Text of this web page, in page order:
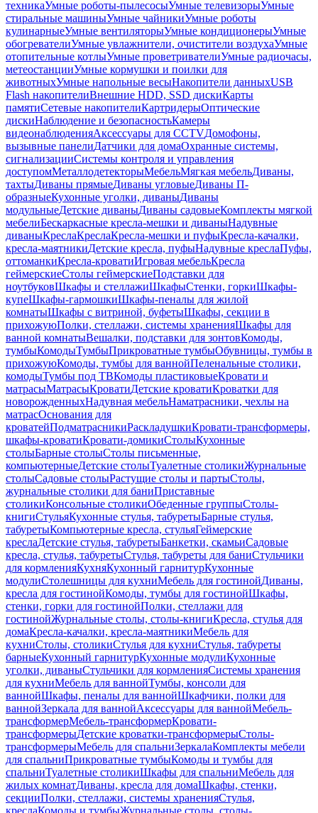
техникаУмные роботы-пылесосыУмные телевизорыУмные
стиральные машиныУмные чайникиУмные роботы
кулинарныеУмные вентиляторыУмные кондиционерыУмные
обогревателиУмные увлажнители, очистители воздухаУмные
отопительные котлыУмные проветривателиУмные радиочасы,
метеостанцииУмные кормушки и поилки для
животныхУмные напольные весыНакопители данныхUSB
Flash накопителиВнешние HDD, SSD дискиКарты
памятиСетевые накопителиКартридерыОптические
дискиНаблюдение и безопасностьКамеры
видеонаблюденияАксессуары для CCTVДомофоны,
вызывные панелиДатчики для домаОхранные системы,
сигнализацииСистемы контроля и управления
доступомМеталлодетекторыМебельМягкая мебельДиваны,
тахтыДиваны прямыеДиваны угловыеДиваны П-
образныеКухонные уголки, диваныДиваны
модульныеДетские диваныДиваны садовыеКомплекты мягкой
мебелиБескаркасные кресла-мешки и диваныНадувные
диваныКреслаКреслаКресла-мешки и пуфыКресла-качалки,
кресла-маятникиДетские кресла, пуфыНадувные креслаПуфы,
оттоманкиКресла-кроватиИгровая мебельКресла
геймерскиеСтолы геймерскиеПодставки для
ноутбуковШкафы и стеллажиШкафыСтенки, горкиШкафы-
купеШкафы-гармошкиШкафы-пеналы для жилой
комнатыШкафы с витриной, буфетыШкафы, секции в
прихожуюПолки, стеллажи, системы храненияШкафы для
ванной комнатыВешалки, подставки для зонтовКомоды,
тумбыКомодыТумбыПрикроватные тумбыОбувницы, тумбы в
прихожуюКомоды, тумбы для ваннойПеленальные столики,
комодыТумбы под ТВКомоды пластиковыеКровати и
матрасыМатрасыКроватиДетские кроватиКроватки для
новорожденныхНадувная мебельНаматрасники, чехлы на
матрасОснования для
кроватейПодматрасникиРаскладушкиКровати-трансформеры,
шкафы-кроватиКровати-домикиСтолыКухонные
столыБарные столыСтолы письменные,
компьютерныеДетские столыТуалетные столикиЖурнальные
столыСадовые столыРастущие столы и партыСтолы,
журнальные столики для баниПриставные
столикиКонсольные столикиОбеденные группыСтолы-
книгиСтульяКухонные стулья, табуретыБарные стулья,
табуретыКомпьютерные кресла, стульяГеймерские
креслаДетские стулья, табуретыБанкетки, скамьиСадовые
кресла, стулья, табуретыСтулья, табуреты для баниСтульчики
для кормленияКухняКухонный гарнитурКухонные
модулиСтолешницы для кухниМебель для гостинойДиваны,
кресла для гостинойКомоды, тумбы для гостинойШкафы,
стенки, горки для гостинойПолки, стеллажи для
гостинойЖурнальные столы, столы-книгиКресла, стулья для
домаКресла-качалки, кресла-маятникиМебель для
кухниСтолы, столикиСтулья для кухниСтулья, табуреты
барныеКухонный гарнитурКухонные модулиКухонные
уголки, диваныСтульчики для кормленияСистемы хранения
для кухниМебель для ваннойТумбы, консоли для
ваннойШкафы, пеналы для ваннойШкафчики, полки для
ваннойЗеркала для ваннойАксессуары для ваннойМебель-
трансформерМебель-трансформерКровати-
трансформерыДетские кроватки-трансформерыСтолы-
трансформерыМебель для спальниЗеркалаКомплекты мебели
для спальниПрикроватные тумбыКомоды и тумбы для
спальниТуалетные столикиШкафы для спальниМебель для
жилых комнатДиваны, кресла для домаШкафы, стенки,
секцииПолки, стеллажи, системы храненияСтулья,
креслаКомоды и тумбыЖурнальные столы, столы-